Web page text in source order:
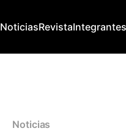
NoticiasRevista
Noticias